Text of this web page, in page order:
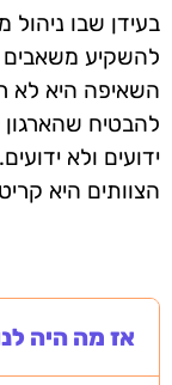
בעידן שבו ניהול
להשקיע משאבים
השאיפה היא לא
להבטיח
ידועים ולא
הצוותים היא
אז מה היה